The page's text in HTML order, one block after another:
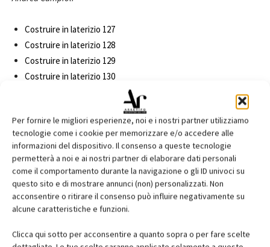
Per fornire le migliori esperienze, noi e i nostri partner utilizziamo
tecnologie come i cookie per memorizzare e/o accedere alle
informazioni del dispositivo. Il consenso a queste tecnologie
permetterà a noi e ai nostri partner di elaborare dati personali
come il comportamento durante la navigazione o gli ID univoci su
questo sito e di mostrare annunci (non) personalizzati. Non
acconsentire o ritirare il consenso può influire negativamente su
alcune caratteristiche e funzioni.
Clicca qui sotto per acconsentire a quanto sopra o per fare scelte
Costruire in laterizio 127
Costruire in laterizio 128
Costruire in laterizio 129
Costruire in laterizio 130
Facebook Twitter Pinterest
RELATED ARTICLES MORE FROM AUTHOR
Saint-Gobain Architecture Student